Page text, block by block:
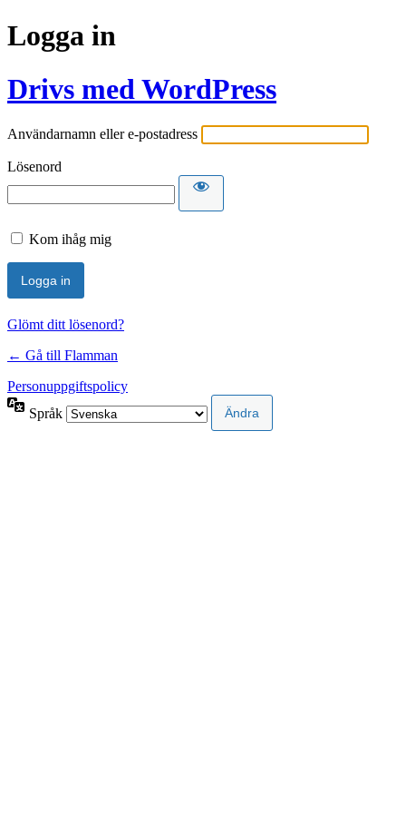
Logga in
Drivs med WordPress
Användarnamn eller e-postadress
Lösenord
Kom ihåg mig
Glömt ditt lösenord?
← Gå till Flamman
Personuppgiftspolicy
Språk